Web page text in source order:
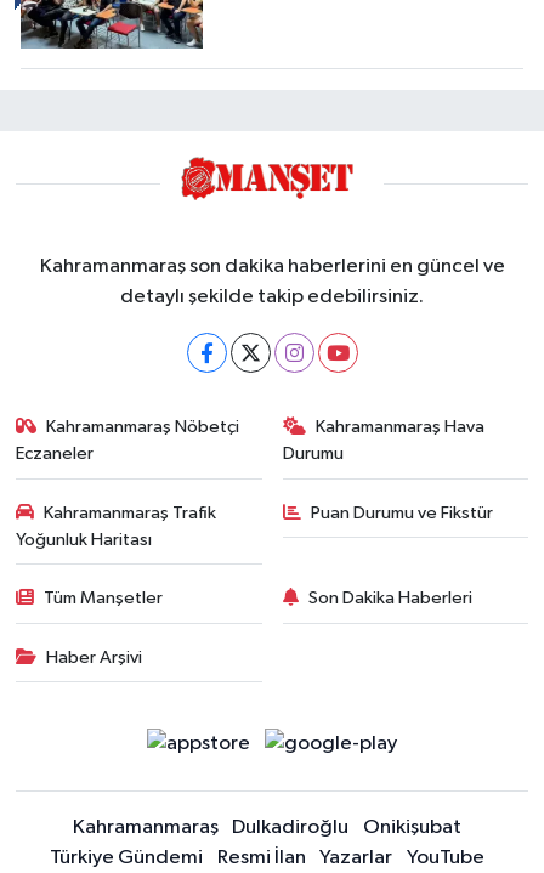
Kahramanmaraş son dakika haberlerini en güncel ve
detaylı şekilde takip edebilirsiniz.
Kahramanmaraş Nöbetçi
Eczaneler
Kahramanmaraş Hava
Durumu
Kahramanmaraş Trafik
Yoğunluk Haritası
Puan Durumu ve Fikstür
Tüm Manşetler Son Dakika Haberleri
Haber Arşivi
Kahramanmaraş Dulkadiroğlu
Onikişubat
Türkiye Gündemi
Resmi İlan Yazarlar YouTube